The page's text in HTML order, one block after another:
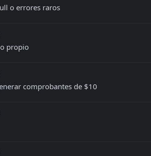
o errores raros
propio
comprobantes de $10